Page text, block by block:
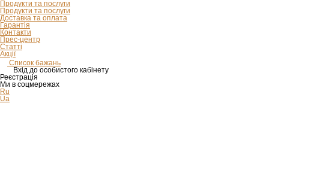
Продукти та послуги
Продукти та послуги
Доставка та оплата
Гарантія
Контакти
Прес-центр
Статті
Акції
Список бажань
Вхід до особистого кабінету
Реєстрація
Ми в соцмережах
Ru
Ua